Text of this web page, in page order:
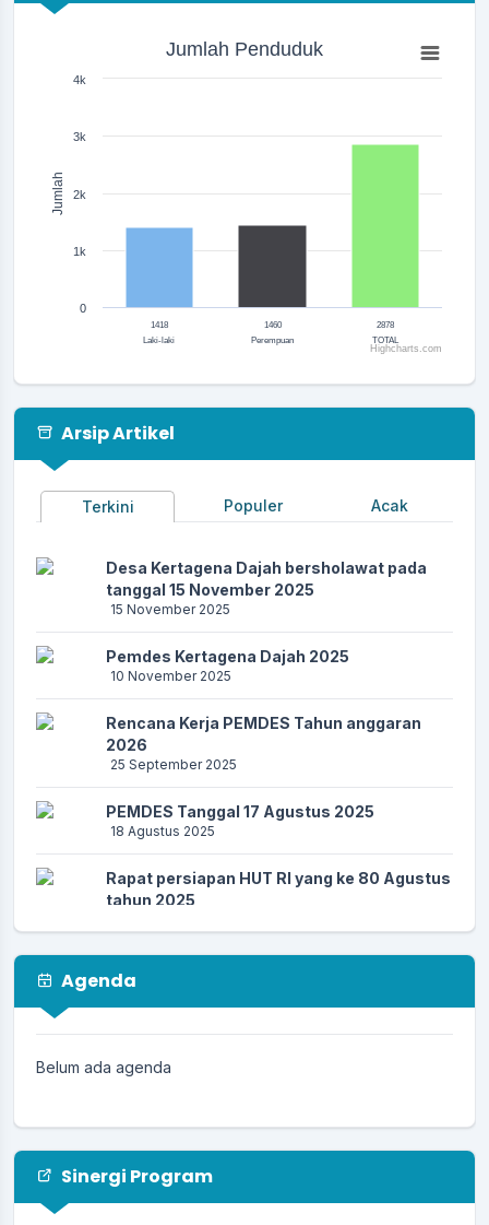
Jumlah Penduduk
Bar chart with 3 bars.
The chart has 1 X axis displaying categories.
Jumlah
Jumlah Penduduk
1418
Laki-laki
1460
Perempuan
2878
TOTAL
0
1k
2k
3k
4k
Highcharts.com
Arsip Artikel
Terkini Populer Acak
Desa Kertagena Dajah bersholawat pada
tanggal 15 November 2025
15 November 2025
Pemdes Kertagena Dajah 2025
10 November 2025
Rencana Kerja PEMDES Tahun anggaran
2026
25 September 2025
PEMDES Tanggal 17 Agustus 2025
18 Agustus 2025
Rapat persiapan HUT RI yang ke 80 Agustus
tahun 2025
23 Juli 2025
PEMDES Kertagena Dajah menerima
11 Juli 2025
Agenda
Belum ada agenda
Sinergi Program